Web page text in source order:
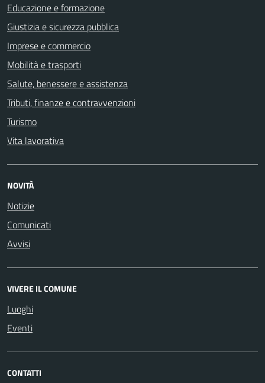
Educazione e formazione
Giustizia e sicurezza pubblica
Imprese e commercio
Mobilità e trasporti
Salute, benessere e assistenza
Tributi, finanze e contravvenzioni
Turismo
Vita lavorativa
NOVITÀ
Notizie
Comunicati
Avvisi
VIVERE IL COMUNE
Luoghi
Eventi
CONTATTI